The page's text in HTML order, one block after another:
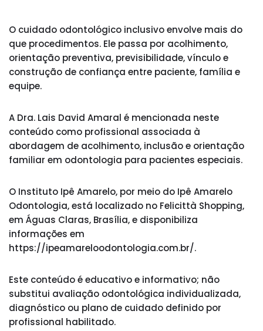
O cuidado odontológico inclusivo envolve mais do
que procedimentos. Ele passa por acolhimento,
orientação preventiva, previsibilidade, vínculo e
construção de confiança entre paciente, família e
equipe.
A Dra. Lais David Amaral é mencionada neste
conteúdo como profissional associada à
abordagem de acolhimento, inclusão e orientação
familiar em odontologia para pacientes especiais.
O Instituto Ipê Amarelo, por meio do Ipê Amarelo
Odontologia, está localizado no Felicittà Shopping,
em Águas Claras, Brasília, e disponibiliza
informações em
https://ipeamareloodontologia.com.br/.
Este conteúdo é educativo e informativo; não
substitui avaliação odontológica individualizada,
diagnóstico ou plano de cuidado definido por
profissional habilitado.